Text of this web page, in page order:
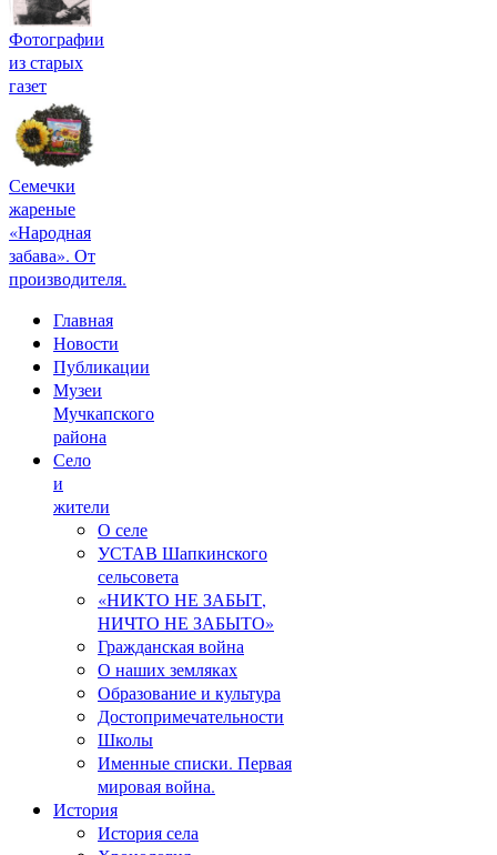
Фотографии
из старых
газет
Семечки
жареные
«Народная
забава». От
производителя.
Главная
Новости
Публикации
Музеи
Мучкапского
района
Село
и
жители
О селе
УСТАВ Шапкинского
сельсовета
«НИКТО НЕ ЗАБЫТ,
НИЧТО НЕ ЗАБЫТО»
Гражданская война
О наших земляках
Образование и культура
Достопримечательности
Школы
Именные списки. Первая
мировая война.
История
История села